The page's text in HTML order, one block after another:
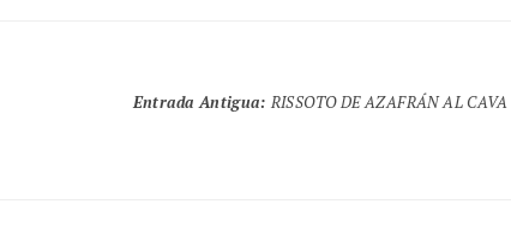
Entrada Antigua: RISSOTO DE AZAFRÁN AL CAVA